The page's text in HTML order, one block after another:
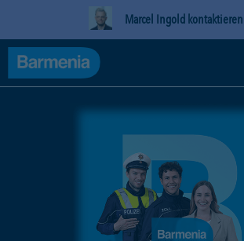
Marcel Ingold kontaktieren